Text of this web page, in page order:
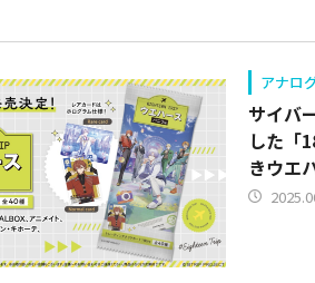
アナロ
サイバ
した「
きウエ